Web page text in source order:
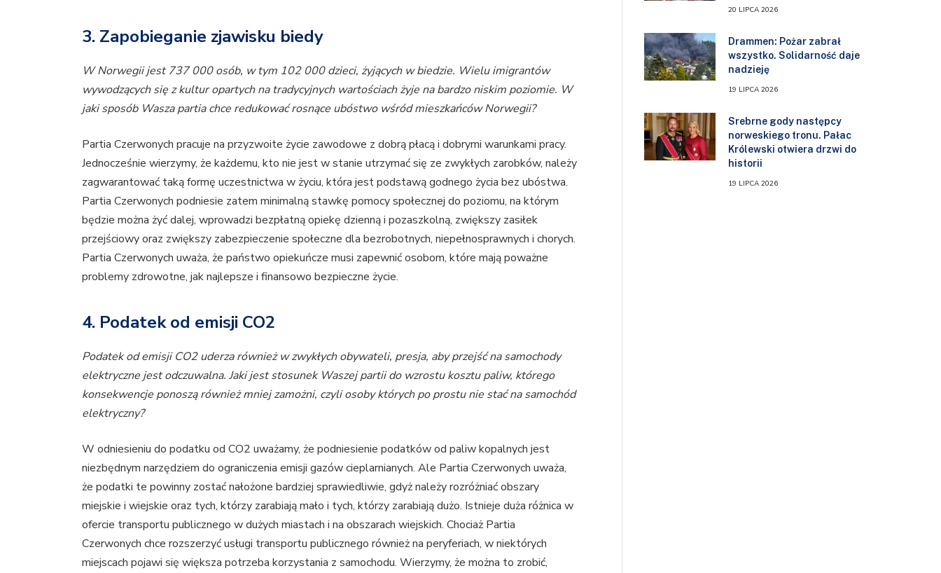
3. Zapobieganie zjawisku biedy
W Norwegii jest 737 000 osób, w tym 102 000 dzieci, żyjących w biedzie. Wielu imigrantów
wywodzących się z kultur opartych na tradycyjnych wartościach żyje na bardzo niskim poziomie. W
jaki sposób Wasza partia chce redukować rosnące ubóstwo wśród mieszkańców Norwegii?
Partia Czerwonych pracuje na przyzwoite życie zawodowe z dobrą płacą i dobrymi warunkami pracy.
Jednocześnie wierzymy, że każdemu, kto nie jest w stanie utrzymać się ze zwykłych zarobków, należy
zagwarantować taką formę uczestnictwa w życiu, która jest podstawą godnego życia bez ubóstwa.
Partia Czerwonych podniesie zatem minimalną stawkę pomocy społecznej do poziomu, na którym
będzie można żyć dalej, wprowadzi bezpłatną opiekę dzienną i pozaszkolną, zwiększy zasiłek
przejściowy oraz zwiększy zabezpieczenie społeczne dla bezrobotnych, niepełnosprawnych i chorych.
Partia Czerwonych uważa, że ​​państwo opiekuńcze musi zapewnić osobom, które mają poważne
problemy zdrowotne, jak najlepsze i finansowo bezpieczne życie.
4. Podatek od emisji CO2
Podatek od emisji CO2 uderza również w zwykłych obywateli, presja, aby przejść na samochody
elektryczne jest odczuwalna. Jaki jest stosunek Waszej partii do wzrostu kosztu paliw, którego
konsekwencje ponoszą również mniej zamożni, czyli osoby których po prostu nie stać na samochód
elektryczny?
W odniesieniu do podatku od CO2 uważamy, że podniesienie podatków od paliw kopalnych jest
niezbędnym narzędziem do ograniczenia emisji gazów cieplarnianych. Ale Partia Czerwonych uważa,
że podatki te powinny zostać nałożone bardziej sprawiedliwie, gdyż należy rozróżniać obszary
miejskie i wiejskie oraz tych, którzy zarabiają mało i tych, którzy zarabiają dużo. Istnieje duża różnica w
ofercie transportu publicznego w dużych miastach i na obszarach wiejskich. Chociaż Partia
Czerwonych chce rozszerzyć usługi transportu publicznego również na peryferiach, w niektórych
miejscach pojawi się większa potrzeba korzystania z samochodu. Wierzymy, że można to zrobić,
20 LIPCA 2026
Drammen: Pożar zabrał
wszystko. Solidarność daje
nadzieję
19 LIPCA 2026
Srebrne gody następcy
norweskiego tronu. Pałac
Królewski otwiera drzwi do
historii
19 LIPCA 2026